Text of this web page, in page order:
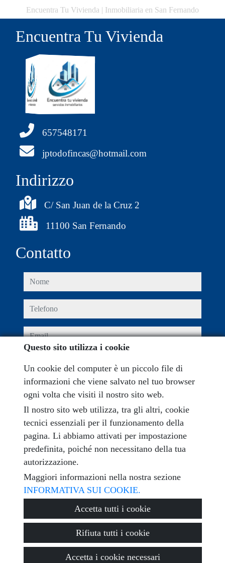
Encuentra Tu Vivienda | Inmobiliaria en San Fernando
Encuentra Tu Vivienda
657548171
jptodofincas@hotmail.com
Indirizzo
C/ San Juan de la Cruz 2
11100 San Fernando
Contatto
nome
telefono
email
messaggio
Captcha
Inviare
Encuentra Tu Vivienda·Privacy policy
Questo sito utilizza i cookie
Un cookie del computer è un piccolo file di
informazioni che viene salvato nel tuo browser
ogni volta che visiti il ​​nostro sito web.
Il nostro sito web utilizza, tra gli altri, cookie
tecnici essenziali per il funzionamento della
pagina. Li abbiamo attivati ​​per impostazione
predefinita, poiché non necessitano della tua
autorizzazione.
Maggiori informazioni nella nostra sezione
INFORMATIVA SUI COOKIE.
Accetta tutti i cookie
Rifiuta tutti i cookie
Accetta i cookie necessari